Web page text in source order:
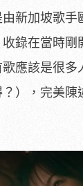
新加坡歌手
錄在當時剛
應該是很多
），完美